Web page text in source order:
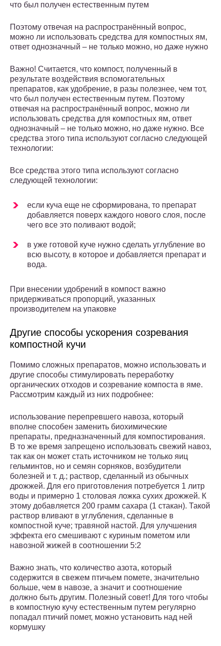
что был получен естественным путем
Поэтому отвечая на распространённый вопрос,
можно ли использовать средства для компостных ям,
ответ однозначный – не только можно, но даже нужно
Важно! Считается, что компост, полученный в
результате воздействия вспомогательных
препаратов, как удобрение, в разы полезнее, чем тот,
что был получен естественным путем. Поэтому
отвечая на распространённый вопрос, можно ли
использовать средства для компостных ям, ответ
однозначный – не только можно, но даже нужно. Все
средства этого типа используют согласно следующей
технологии:
Все средства этого типа используют согласно
следующей технологии:
если куча еще не сформирована, то препарат
добавляется поверх каждого нового слоя, после
чего все это поливают водой;
в уже готовой куче нужно сделать углубление во
всю высоту, в которое и добавляется препарат и
вода.
При внесении удобрений в компост важно
придерживаться пропорций, указанных
производителем на упаковке
Другие способы ускорения созревания
компостной кучи
Помимо сложных препаратов, можно использовать и
другие способы стимулировать переработку
органических отходов и созревание компоста в яме.
Рассмотрим каждый из них подробнее:
использование перепревшего навоза, который
вполне способен заменить биохимические
препараты, предназначенный для компостирования.
В то же время запрещено использовать свежий навоз,
так как он может стать источником не только яиц
гельминтов, но и семян сорняков, возбудители
болезней и т. д.; раствор, сделанный из обычных
дрожжей. Для его приготовления потребуется 1 литр
воды и примерно 1 столовая ложка сухих дрожжей. К
этому добавляется 200 грамм сахара (1 стакан). Такой
раствор вливают в углубления, сделанные в
компостной куче; травяной настой. Для улучшения
эффекта его смешивают с куриным пометом или
навозной жижей в соотношении 5:2
Важно знать, что количество азота, который
содержится в свежем птичьем помете, значительно
больше, чем в навозе, а значит и соотношение
должно быть другим. Полезный совет! Для того чтобы
в компостную кучу естественным путем регулярно
попадал птичий помет, можно установить над ней
кормушку